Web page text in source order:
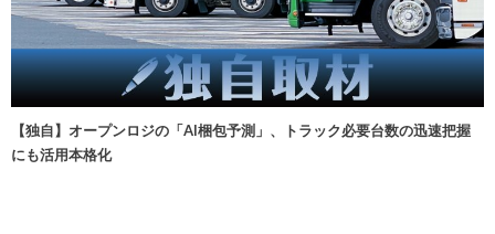
【独自】オープンロジの「AI梱包予測」、トラック必要台数の迅速把握
にも活用本格化